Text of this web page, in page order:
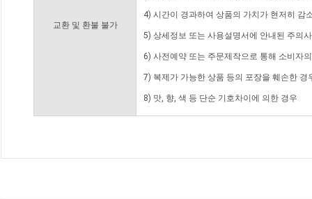
교환 및 환불 불가
4) 시간이 경과하여 상품의 가치가 현저히 감
5) 상세정보 또는 사용설명서에 안내된 주의
6) 사전예약 또는 주문제작으로 통해 소비자
7) 복제가 가능한 상품 등의 포장을 훼손한 경
8) 맛, 향, 색 등 단순 기호차이에 의한 경우